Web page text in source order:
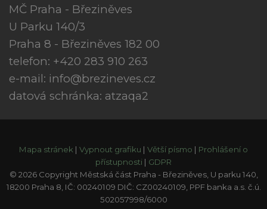
MČ Praha - Březiněves
U Parku 140/3
Praha 8 - Březiněves 182 00
telefon: +420 283 910 263
e-mail: info@brezineves.cz
datová schránka: atzaqa2
Mapa stránek | Vypnout grafiku | Větší písmo | Prohlášení o
přístupnosti | GDPR
© 2026 Copyright Městská část Praha - Březiněves, U parku 140,
18200 Praha 8, IČ: 00240109 DIČ: CZ00240109, PPF banka a.s. č.ú.
502057998/6000